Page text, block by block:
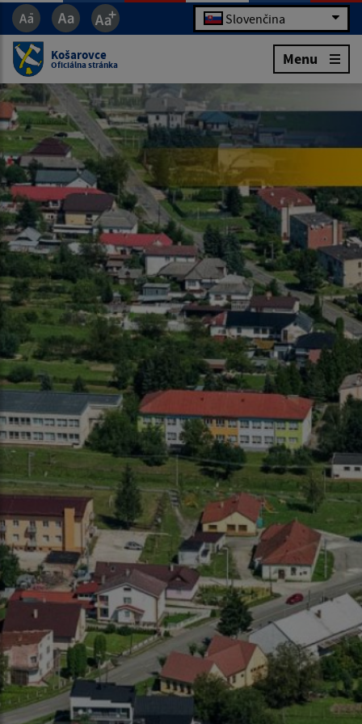
Slovenčina
Košarovce
Oficiálna stránka Menu